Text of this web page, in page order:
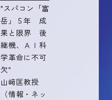
"スパコン「富
岳」５年 成
果と限界 後
継機、ＡＩ科
学革命に不可
欠"
山﨑匡教授
（情報・ネッ